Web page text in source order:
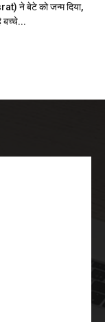
ने बेटे को जन्म दिया,
बच्चे...